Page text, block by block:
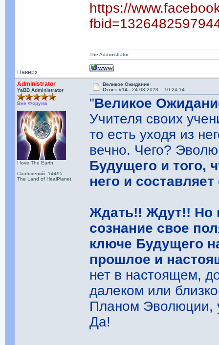
https://
Наверх
The Administrator.
Administrator
YaBB Administrator
Вне Форума
I love The Earth!
Сообщений: 14495
The Land of HealPlanet
Великое Ожидание
Ответ #14 -24.08.2023 :: 10:24:14
"Великое
Учителя своих
то есть уходя из
вечно. Чего?
Будущего и того,
него и
Ждать!! Ждут!! Но
сознание свое
ключе Будущего
прошлое и
нет в настоящем,
далеком или
Планом Эволюции,
Да!